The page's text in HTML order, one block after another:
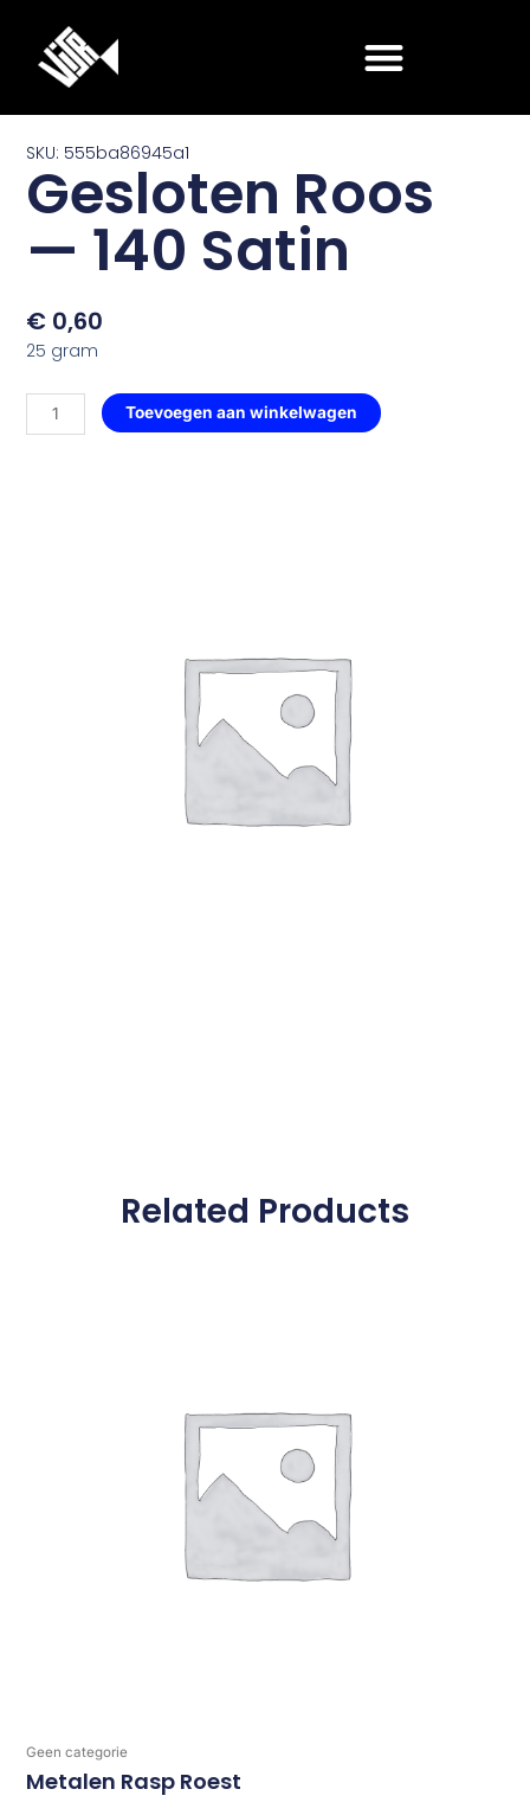
SKU: 555ba86945a1
Gesloten Roos
— 140 Satin
€ 0,60
25 gram
Gesloten
Roos
Toevoegen aan winkelwagen
Related Products
Geen categorie
Metalen Rasp Roest